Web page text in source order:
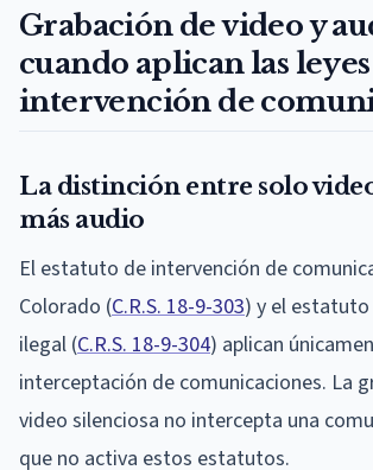
Grabación de video y
cuando aplican las
intervención de
La distinción entre solo
más audio
El estatuto de intervención de
Colorado (C.R.S. 18-9-303) y el estatuto
ilegal (C.R.S. 18-9-304) aplican
interceptación de comunicaciones. La
video silenciosa no intercepta una
que no activa estos estatutos.